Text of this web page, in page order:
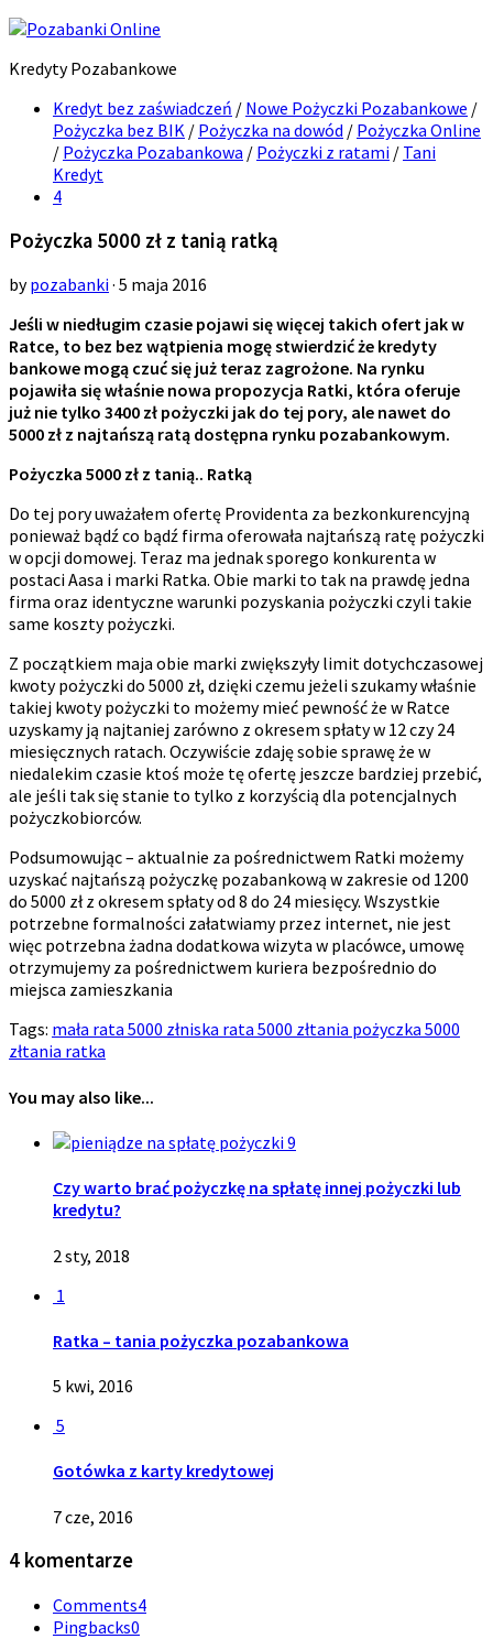
Kredyty Pozabankowe
Kredyt bez zaświadczeń / Nowe Pożyczki Pozabankowe /
Pożyczka bez BIK / Pożyczka na dowód / Pożyczka Online
/ Pożyczka Pozabankowa / Pożyczki z ratami / Tani
Kredyt
4
Pożyczka 5000 zł z tanią ratką
bypozabanki· 5 maja 2016
Jeśli w niedługim czasie pojawi się więcej takich ofert jak w
Ratce, to bez bez wątpienia mogę stwierdzić że kredyty
bankowe mogą czuć się już teraz zagrożone. Na rynku
pojawiła się właśnie nowa propozycja Ratki, która oferuje
już nie tylko 3400 zł pożyczki jak do tej pory, ale nawet do
5000 zł z najtańszą ratą dostępna rynku pozabankowym.
Pożyczka 5000 zł z tanią.. Ratką
Do tej pory uważałem ofertę Providenta za bezkonkurencyjną
ponieważ bądź co bądź firma oferowała najtańszą ratę pożyczki
w opcji domowej. Teraz ma jednak sporego konkurenta w
postaci Aasa i marki Ratka. Obie marki to tak na prawdę jedna
firma oraz identyczne warunki pozyskania pożyczki czyli takie
same koszty pożyczki.
Z początkiem maja obie marki zwiększyły limit dotychczasowej
kwoty pożyczki do 5000 zł, dzięki czemu jeżeli szukamy właśnie
takiej kwoty pożyczki to możemy mieć pewność że w Ratce
uzyskamy ją najtaniej zarówno z okresem spłaty w 12 czy 24
miesięcznych ratach. Oczywiście zdaję sobie sprawę że w
niedalekim czasie ktoś może tę ofertę jeszcze bardziej przebić,
ale jeśli tak się stanie to tylko z korzyścią dla potencjalnych
pożyczkobiorców.
Podsumowując – aktualnie za pośrednictwem Ratki możemy
uzyskać najtańszą pożyczkę pozabankową w zakresie od 1200
do 5000 zł z okresem spłaty od 8 do 24 miesięcy. Wszystkie
potrzebne formalności załatwiamy przez internet, nie jest
więc potrzebna żadna dodatkowa wizyta w placówce, umowę
otrzymujemy za pośrednictwem kuriera bezpośrednio do
miejsca zamieszkania
Tags: mała rata 5000 złniska rata 5000 złtania pożyczka 5000
złtania ratka
You may also like...
9
Czy warto brać pożyczkę na spłatę innej pożyczki lub
kredytu?
2 sty, 2018
1
Ratka – tania pożyczka pozabankowa
5 kwi, 2016
5
Gotówka z karty kredytowej
7 cze, 2016
4 komentarze
Comments4
Pingbacks0